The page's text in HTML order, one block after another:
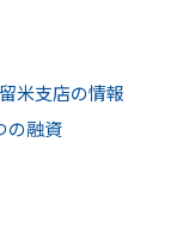
支店の情報
融資